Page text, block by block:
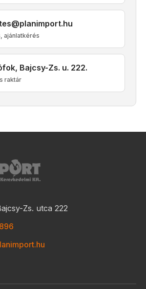
ajánlatkérés
Bajcsy-Zs. u. 222.
raktár
Zs. utca 222